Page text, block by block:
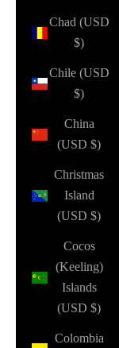
Chad (USD
$)
Chile (USD
$)
China
(USD $)
Christmas
Island
(USD $)
Cocos
(Keeling)
Islands
(USD $)
Colombia